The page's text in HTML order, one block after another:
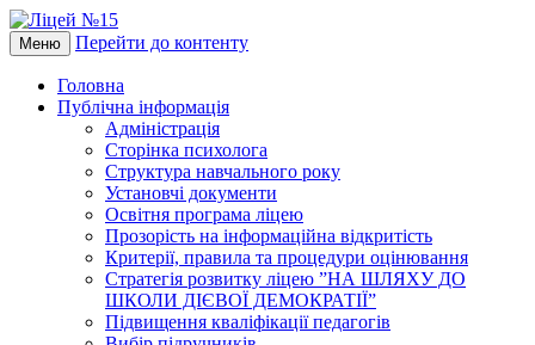
Меню Перейти до контенту
Головна
Публічна інформація
Адміністрація
Сторінка психолога
Структура навчального року
Установчі документи
Освітня програма ліцею
Прозорість на інформаційна відкритість
Критерії, правила та процедури оцінювання
Стратегія розвитку ліцею ”НА ШЛЯХУ ДО
ШКОЛИ ДІЄВОЇ ДЕМОКРАТІЇ”
Підвищення кваліфікації педагогів